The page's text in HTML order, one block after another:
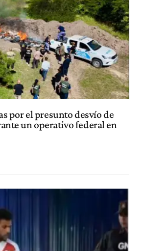
por el presunto desvío de
un operativo federal en